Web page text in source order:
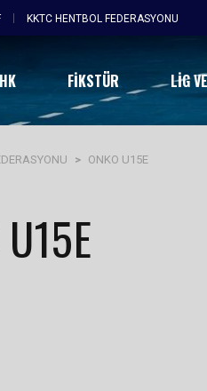
KKTC HENTBOL FEDERASYONU
FİKSTÜR LIG
> ONKO U15E